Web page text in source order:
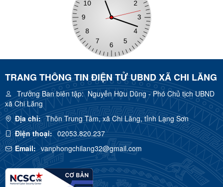
TRANG THÔNG TIN ĐIỆN TỬ UBND XÃ CHI LĂNG
Trưởng Ban biên tập:Nguyễn Hữu Dũng - Phó Chủ tịch UBND
xã Chi Lăng
Địa chỉ: Thôn Trung Tâm, xã Chi Lăng, tỉnh Lạng Sơn
Điện thoại: 02053.820.237
Email: vanphongchilang32@gmail.com